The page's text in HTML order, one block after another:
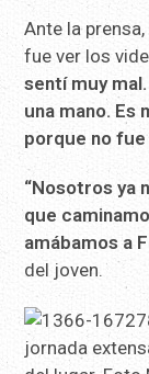
Ante la
fue ver los
sentí muy
una mano.
porque no fue
“Nosotros ya
que
amábamos a
del joven.
jornada